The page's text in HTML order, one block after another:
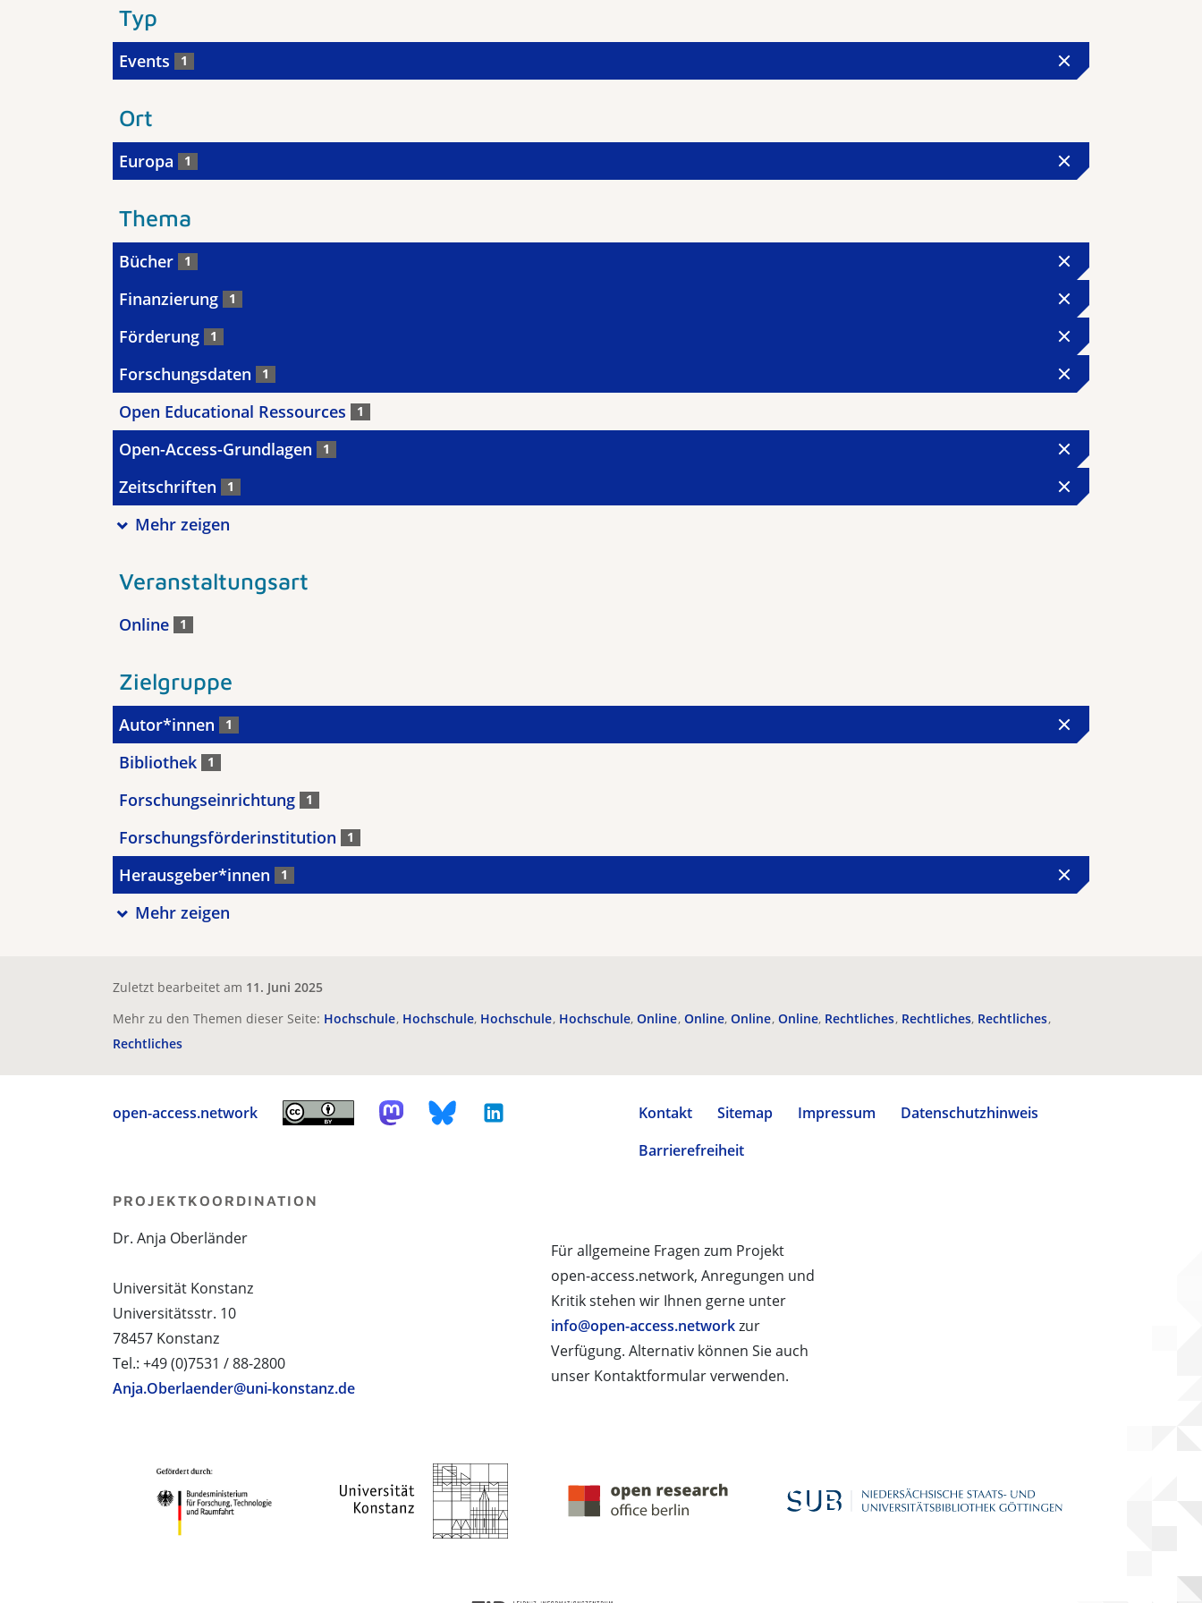
Typ
Events 1
Ort
Europa 1
Thema
Bücher 1
Finanzierung 1
Förderung 1
Forschungsdaten 1
Open Educational Ressources 1
Open-Access-Grundlagen 1
Zeitschriften 1
Mehr zeigen
Veranstaltungsart
Online 1
Zielgruppe
Autor*innen 1
Bibliothek 1
Forschungseinrichtung 1
Forschungsförderinstitution 1
Herausgeber*innen 1
Mehr zeigen
Zuletzt bearbeitet am 11. Juni 2025
Mehr zu den Themen dieser Seite: Hochschule Hochschule Hochschule Hochschule Online Online Online Online Rechtliches Rechtliches Rechtliches
Rechtliches
open-access.network Kontakt Sitemap Impressum
Datenschutzhinweis
Barrierefreiheit
Für allgemeine Fragen zum Projekt
open-access.network, Anregungen und
Kritik stehen wir Ihnen gerne unter
info@open-access.networkzur
Verfügung. Alternativ können Sie auch
unser Kontaktformular verwenden.
PROJEKTKOORDINATION
Dr. Anja Oberländer
Universität Konstanz
Universitätsstr. 10
78457 Konstanz
Tel.: +49 (0)7531 / 88-2800
Anja.Oberlaender@uni-konstanz.de